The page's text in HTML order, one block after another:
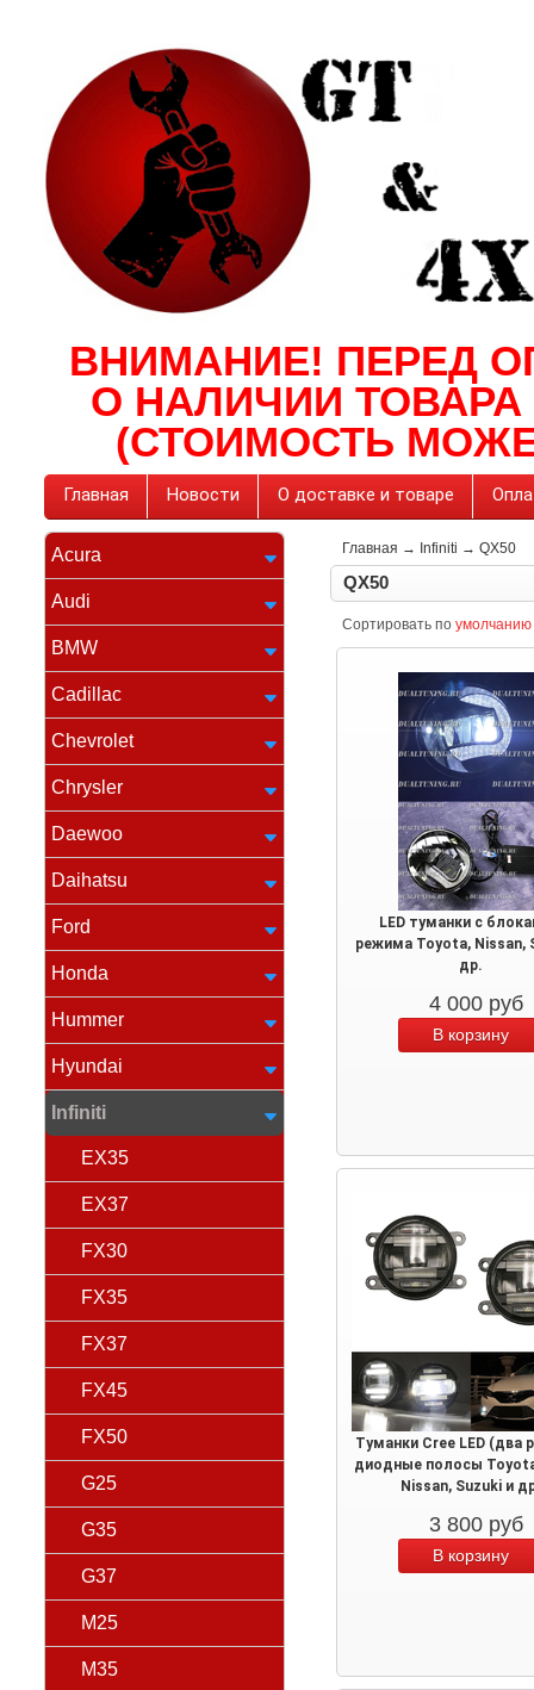
ВНИМАНИЕ! ПЕРЕД
О НАЛИЧИИ
(СТОИМОСТЬ
Главная Новости О доставке и товаре
Acura
Audi
BMW
Cadillac
Chevrolet
Chrysler
Daewoo
Daihatsu
Ford
Honda
Hummer
Hyundai
Infiniti
EX35
EX37
FX30
FX35
FX37
FX45
FX50
G25
G35
G37
M25
M35
Главная → Infiniti → QX50
QX50
Сортировать по умолчанию
LED туманки с
режима Toyota, Nissan,
др.
4 000 руб
Туманки Cree LED (два
диодные полосы
Nissan, Suzuki и
3 800 руб